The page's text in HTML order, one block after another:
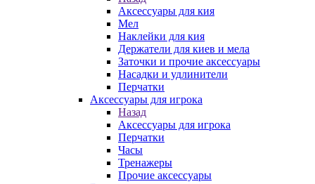
Аксессуары для кия
Мел
Наклейки для кия
Держатели для киев и мела
Заточки и прочие аксессуары
Насадки и удлинители
Перчатки
Аксессуары для игрока
Назад
Аксессуары для игрока
Перчатки
Часы
Тренажеры
Прочие аксессуары